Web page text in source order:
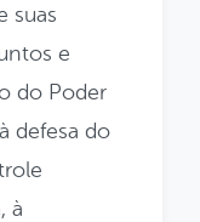
suas
e
do Poder
defesa do
à